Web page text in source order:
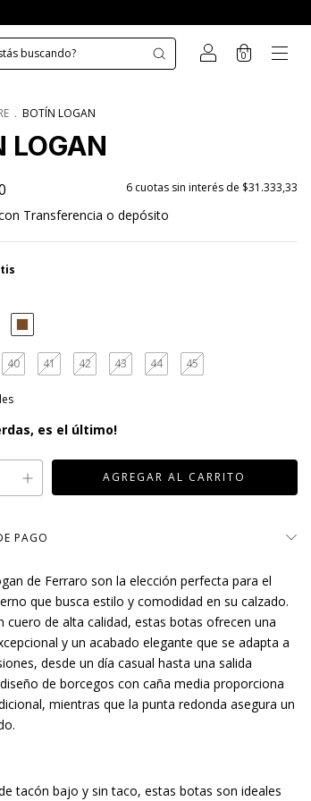
0
. BOTÍN LOGAN
LOGAN
6 cuotas sin interés de $31.333,33
Transferencia o depósito
40 41 42 43 44 45
es el último!
PAGO
de Ferraro son la elección perfecta para el
que busca estilo y comodidad en su calzado.
cuero de alta calidad, estas botas ofrecen una
y un acabado elegante que se adapta a
desde un día casual hasta una salida
de borcegos con caña media proporciona
mientras que la punta redonda asegura un
tacón bajo y sin taco, estas botas son ideales